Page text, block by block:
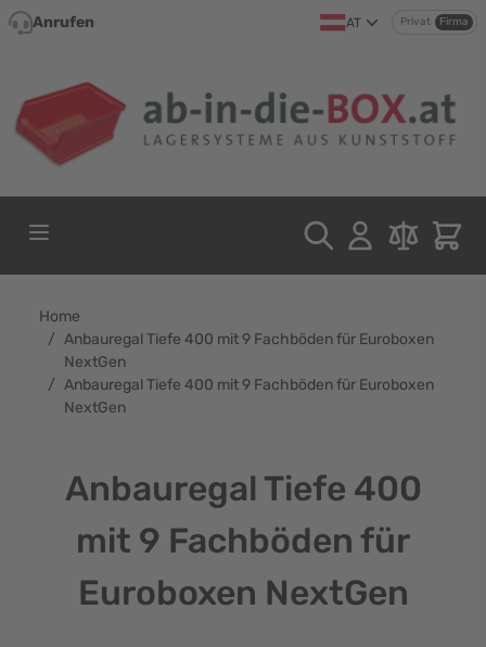
Direkt zum Inhalt
Anrufen AT Privat Firma
Home
/ Anbauregal Tiefe 400 mit 9 Fachböden für Euroboxen
NextGen
/ Anbauregal Tiefe 400 mit 9 Fachböden für Euroboxen
NextGen
Anbauregal Tiefe 400
mit 9 Fachböden für
Euroboxen NextGen